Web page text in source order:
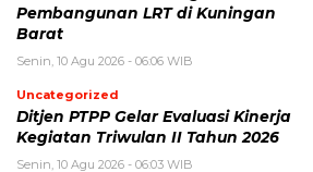
Pembangunan LRT di Kuningan
Barat
Senin, 10 Agu 2026 - 06:06 WIB
Uncategorized
Ditjen PTPP Gelar Evaluasi Kinerja
Kegiatan Triwulan II Tahun 2026
Senin, 10 Agu 2026 - 06:03 WIB